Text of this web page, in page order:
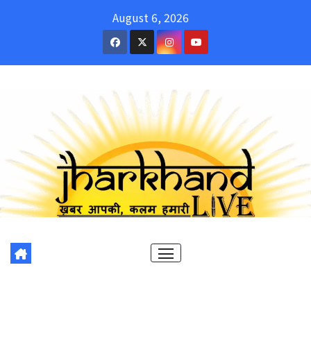
August 6, 2026